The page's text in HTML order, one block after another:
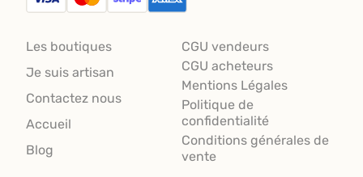
Les boutiques
Je suis artisan
Contactez nous
Accueil
Blog
CGU vendeurs
CGU acheteurs
Mentions Légales
Politique de
confidentialité
Conditions générales de
vente